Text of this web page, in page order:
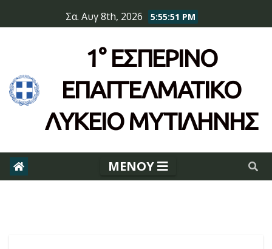
to
Σα. Αυγ 8th, 2026 5:55:52 PM
1° ΕΣΠΕΡΙΝΌ
ΕΠΆΓΓΕΛΜΑΤΙΚΟ
ΛΥΚΕΙΟ ΜΥΤΙΛΗΝΗΣ